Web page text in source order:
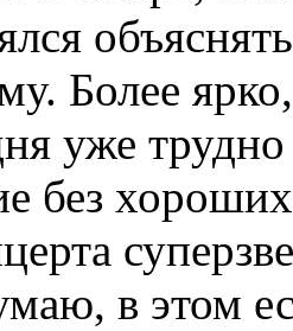
Более
уже
без
в этом